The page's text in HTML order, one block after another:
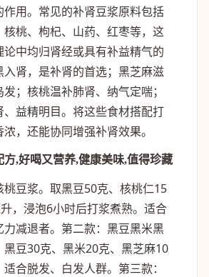
用。常见的补肾豆浆原料包括
桃、枸杞、山药、红枣等，这
中均归肾经或具有补益精气的
肾，是补肾的首选；黑芝麻滋
；核桃温补肺肾、纳气定喘；
益精明目。将这些食材搭配打
，还能协同增强补肾效果。
方,好喝又营养,健康美味,值得珍藏
桃豆浆。取黑豆50克、核桃仁15
，浸泡6小时后打浆煮熟。适合
力减退者。第二款：黑豆黑米黑
黑豆30克、黑米20克、黑芝麻10
合脱发、白发人群。第三款：